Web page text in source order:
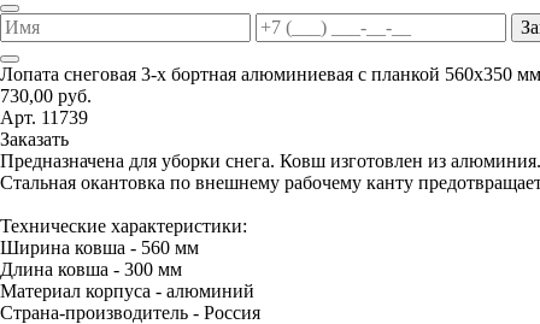
Лопата снеговая 3-х бортная алюминиевая с планкой 560х350 мм
730,00 руб.
Арт. 11739
Заказать
Предназначена для уборки снега. Ковш изготовлен из алюминия.
Стальная окантовка по внешнему рабочему канту
Технические характеристики:
Ширина ковша - 560 мм
Длина ковша - 300 мм
Материал корпуса - алюминий
Страна-производитель - Россия